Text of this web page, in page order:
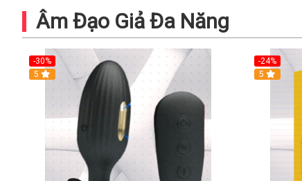
Âm Đạo Giả Đa Năng
-30%
5
-24%
5